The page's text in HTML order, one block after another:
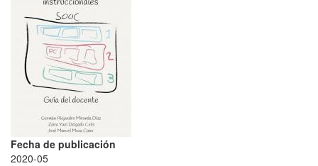
Fecha de publicación
2020-05